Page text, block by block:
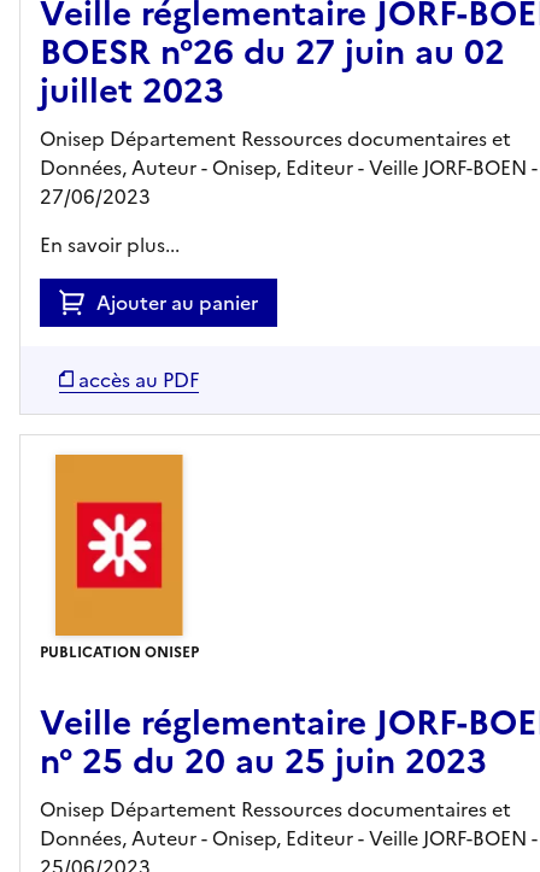
Veille réglementaire JORF-
BOESR n°26 du 27 juin au 02
juillet 2023
Onisep Département Ressources documentaires et
Données, Auteur - Onisep, Editeur- Veille JORF-BOEN -
27/06/2023
En savoir plus...
Ajouter au panier
accès au PDF
PUBLICATION ONISEP
Veille réglementaire JORF-
n° 25 du 20 au 25 juin 2023
Onisep Département Ressources documentaires et
Données, Auteur - Onisep, Editeur- Veille JORF-BOEN -